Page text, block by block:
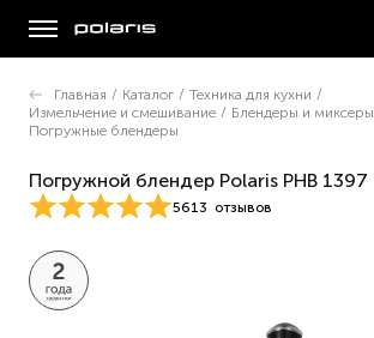
Главная / Каталог / Техника для кухни /
Измельчение и смешивание / Блендеры и миксеры
Погружные блендеры
Погружной блендер Polaris PHB 1397
5613 отзывов